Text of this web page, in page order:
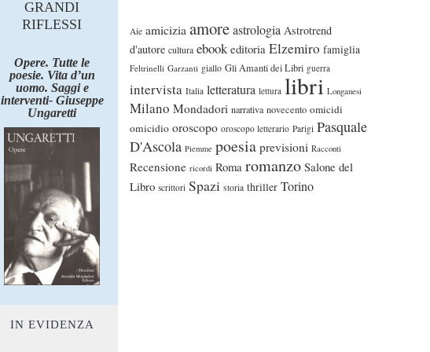
Aie amicizia amoreastrologia Astrotrend
d'autore cultura ebook editoria Elzemiro famiglia
Feltrinelli Garzanti giallo Gli Amanti dei Libri guerra
intervista Italia letteratura lettura libri Longanesi
Milano Mondadori narrativa novecento omicidi
omicidio oroscopo oroscopo letterario Parigi Pasquale
D'Ascola Piemme poesia previsioni Racconti
Recensione ricordi Roma romanzo Salone del
Libro scrittori Spazi storia thriller Torino
GRANDI
RIFLESSI
Opere. Tutte le
poesie. Vita d’un
uomo. Saggi e
interventi- Giuseppe
Ungaretti
IN EVIDENZA